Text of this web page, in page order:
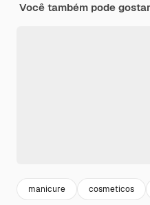
Você também pode
manicure cosmeticos